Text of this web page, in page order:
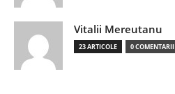
Vitalii Mereutanu
23 ARTICOLE 0 COMENTARII